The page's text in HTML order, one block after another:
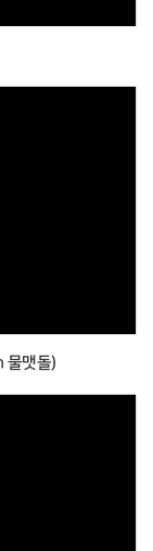
물맷돌)